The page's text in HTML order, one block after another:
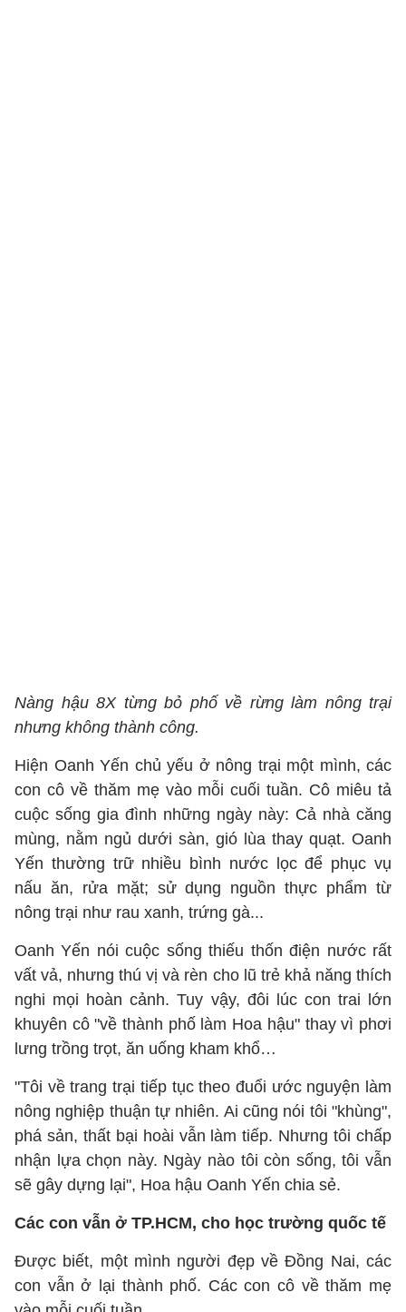
Nàng hậu 8X từng bỏ phố về rừng làm nông trại
nhưng không thành công.
Hiện Oanh Yến chủ yếu ở nông trại một mình, các
con cô về thăm mẹ vào mỗi cuối tuần. Cô miêu tả
cuộc sống gia đình những ngày này: Cả nhà căng
mùng, nằm ngủ dưới sàn, gió lùa thay quạt. Oanh
Yến thường trữ nhiều bình nước lọc để phục vụ
nấu ăn, rửa mặt; sử dụng nguồn thực phẩm từ
nông trại như rau xanh, trứng gà...
Oanh Yến nói cuộc sống thiếu thốn điện nước rất
vất vả, nhưng thú vị và rèn cho lũ trẻ khả năng thích
nghi mọi hoàn cảnh. Tuy vậy, đôi lúc con trai lớn
khuyên cô "về thành phố làm Hoa hậu" thay vì phơi
lưng trồng trọt, ăn uống kham khổ…
"Tôi về trang trại tiếp tục theo đuổi ước nguyện làm
nông nghiệp thuận tự nhiên. Ai cũng nói tôi "khùng",
phá sản, thất bại hoài vẫn làm tiếp. Nhưng tôi chấp
nhận lựa chọn này. Ngày nào tôi còn sống, tôi vẫn
sẽ gây dựng lại", Hoa hậu Oanh Yến chia sẻ.
Các con vẫn ở TP.HCM, cho học trường quốc tế
Được biết, một mình người đẹp về Đồng Nai, các
con vẫn ở lại thành phố. Các con cô về thăm mẹ